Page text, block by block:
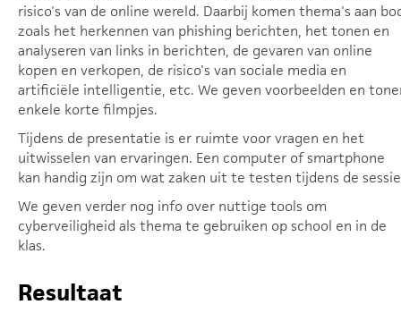
risico's van de online wereld. Daarbij komen thema's aan
zoals het herkennen van phishing berichten, het tonen en
analyseren van links in berichten, de gevaren van online
kopen en verkopen, de risico's van sociale media en
artificiële intelligentie, etc. We geven voorbeelden en
enkele korte filmpjes.
Tijdens de presentatie is er ruimte voor vragen en het
uitwisselen van ervaringen. Een computer of smartphone
kan handig zijn om wat zaken uit te testen tijdens de
We geven verder nog info over nuttige tools om
cyberveiligheid als thema te gebruiken op school en in de
klas.
Resultaat